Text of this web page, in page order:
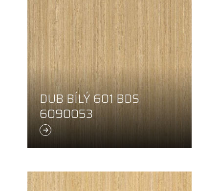
DUB BÍLÝ 601 BDS
6090053